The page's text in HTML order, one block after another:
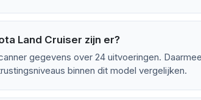
Land Cruiser zijn er?
gegevens over 24 uitvoeringen.
binnen dit model vergelijken.